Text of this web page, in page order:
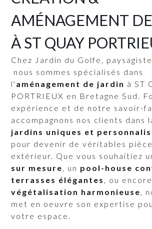
AMÉNAGEMENT
À ST QUAY
Chez Jardin du Golfe, paysagiste
nous sommes spécialisés dans
l' aménagement de jardin à ST
PORTRIEUX en Bretagne Sud.
expérience et de notre savoir-
accompagnons nos clients dans
jardins uniques et
pour devenir de véritables
extérieur. Que vous souhaitiez
sur mesure, un pool-house
terrasses élégantes , ou
végétalisation harmonieuse,
met en oeuvre son expertise
votre espace.